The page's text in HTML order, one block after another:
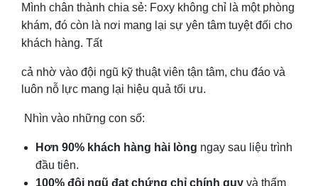
Mình chân thành chia sẻ: Foxy không chỉ là một phòng
khám, đó còn là nơi mang lại sự yên tâm tuyệt đối cho
khách hàng. Tất
cả nhờ vào đội ngũ kỹ thuật viên tận tâm, chu đáo và
luôn nỗ lực mang lại hiệu quả tối ưu.
Nhìn vào những con số:
Hơn 90% khách hàng hài lòng ngay sau liệu trình
đầu tiên.
100% đội ngũ đạt chứng chỉ chính quy và thẩm